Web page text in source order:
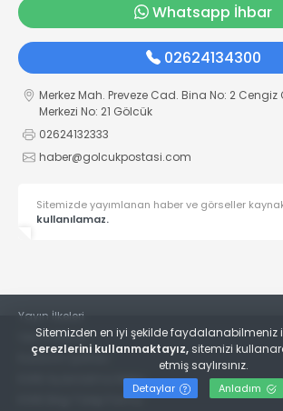
Whatsapp İhbar
02624134300
Merkez Mah. Preveze Cad. Bina No: 2 Cengiz
Merkezi No: 21 Gölcük
02624132333
haber@golcukpostasi.com
Sitemizde yayımlanan haber ve görseller
kullanılamaz.
Yayın İlkeleri
Veri Politikası
Kullanım Şartları
KVKK Aydınlatma Metni
KVKK Bilgi Talep Formu
Sitemizden en iyi şekilde faydalanabilmeniz
çerezlerini kullanmaktayız, sitemizi
etmiş saylırsınız.
Detaylar Anladım